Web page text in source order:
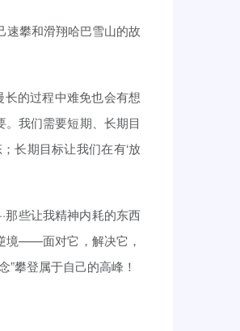
速攀和滑翔哈巴雪山的故
的过程中难免也会有想
我们需要短期、长期目
长期目标让我们在有‘放
那些让我精神内耗的东西
境——面对它，解决它，
攀登属于自己的高峰！